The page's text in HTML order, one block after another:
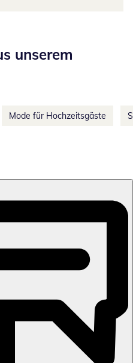
unserem
Mode für Hochzeitsgäste